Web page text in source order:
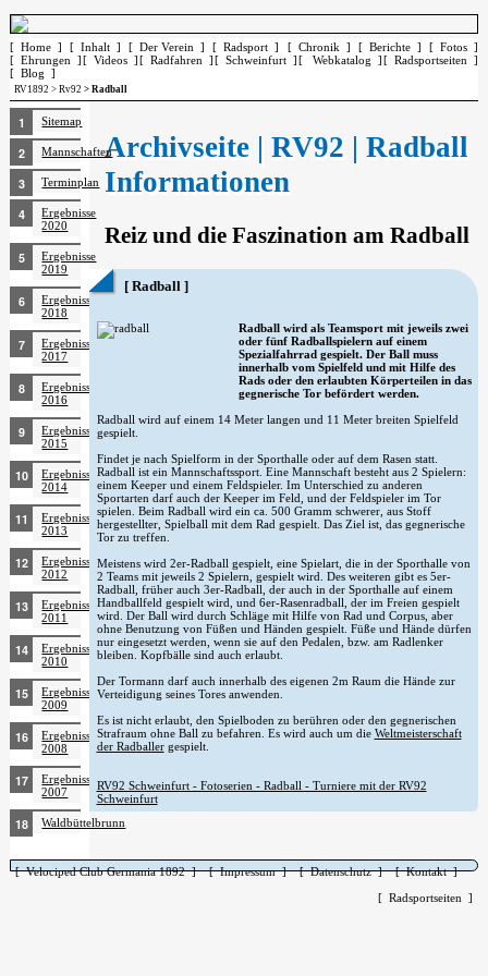
[ Home ] [ Inhalt ] [ Der Verein ] [ Radsport ] [ Chronik ] [ Berichte ]
[ Fotos ]
[ Ehrungen ][ Videos ][ Radfahren ][ Schweinfurt ][ Webkatalog ][ Radsportseiten ]
[ Blog ]
RV1892 >Rv92 > Radball
Sitemap
Mannschaften
Terminplan
Ergebnisse
2020
Ergebnisse
2019
Ergebnisse
2018
Ergebnisse
2017
Ergebnisse
2016
Ergebnisse
2015
Ergebnisse
2014
Ergebnisse
2013
Ergebnisse
2012
Ergebnisse
2011
Ergebnisse
2010
Ergebnisse
2009
Ergebnisse
2008
Ergebnisse
2007
Waldbüttelbrunn
Archivseite | RV92 | Radball
Informationen
Reiz und die Faszination am Radball
[ Radball ]
Radball wird als Teamsport mit jeweils zwei
oder fünf Radballspielern auf einem
Spezialfahrrad gespielt. Der Ball muss
innerhalb vom Spielfeld und mit Hilfe des
Rads oder den erlaubten Körperteilen in das
gegnerische Tor befördert werden.
Radball wird auf einem 14 Meter langen und 11 Meter breiten Spielfeld
gespielt.
Findet je nach Spielform in der Sporthalle oder auf dem Rasen statt.
Radball ist ein Mannschaftssport. Eine Mannschaft besteht aus 2 Spielern:
einem Keeper und einem Feldspieler. Im Unterschied zu anderen
Sportarten darf auch der Keeper im Feld, und der Feldspieler im Tor
spielen. Beim Radball wird ein ca. 500 Gramm schwerer, aus Stoff
hergestellter, Spielball mit dem Rad gespielt. Das Ziel ist, das gegnerische
Tor zu treffen.
Meistens wird 2er-Radball gespielt, eine Spielart, die in der Sporthalle von
2 Teams mit jeweils 2 Spielern, gespielt wird. Des weiteren gibt es 5er-
Radball, früher auch 3er-Radball, der auch in der Sporthalle auf einem
Handballfeld gespielt wird, und 6er-Rasenradball, der im Freien gespielt
wird. Der Ball wird durch Schläge mit Hilfe von Rad und Corpus, aber
ohne Benutzung von Füßen und Händen gespielt. Füße und Hände dürfen
nur eingesetzt werden, wenn sie auf den Pedalen, bzw. am Radlenker
bleiben. Kopfbälle sind auch erlaubt.
Der Tormann darf auch innerhalb des eigenen 2m Raum die Hände zur
Verteidigung seines Tores anwenden.
Es ist nicht erlaubt, den Spielboden zu berühren oder den gegnerischen
Strafraum ohne Ball zu befahren. Es wird auch um die Weltmeisterschaft
der Radballergespielt.
RV92 Schweinfurt - Fotoserien - Radball - Turniere mit der RV92
Schweinfurt
[ Velociped Club Germania 1892 ] [ Impressum ] [ Datenschutz ]
[ Kontakt ]
[ Radsportseiten ]